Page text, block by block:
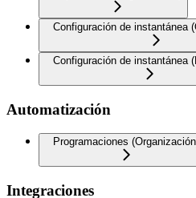
Configuración de instantánea
Configuración de instantánea
Automatización
Programaciones
Integraciones